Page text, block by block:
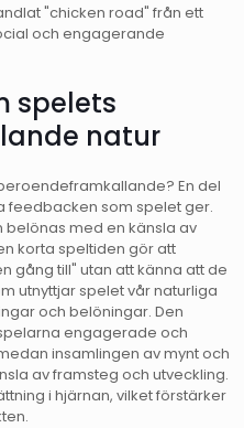
"chicken road" från ett
och engagerande
spelets
natur
En del
feedbacken som spelet ger.
med en känsla av
korta speltiden gör att
gång till" utan att känna att de
utnyttjar spelet vår naturliga
och belöningar. Den
engagerade och
insamlingen av mynt och
av framsteg och utveckling.
i hjärnan, vilket förstärker